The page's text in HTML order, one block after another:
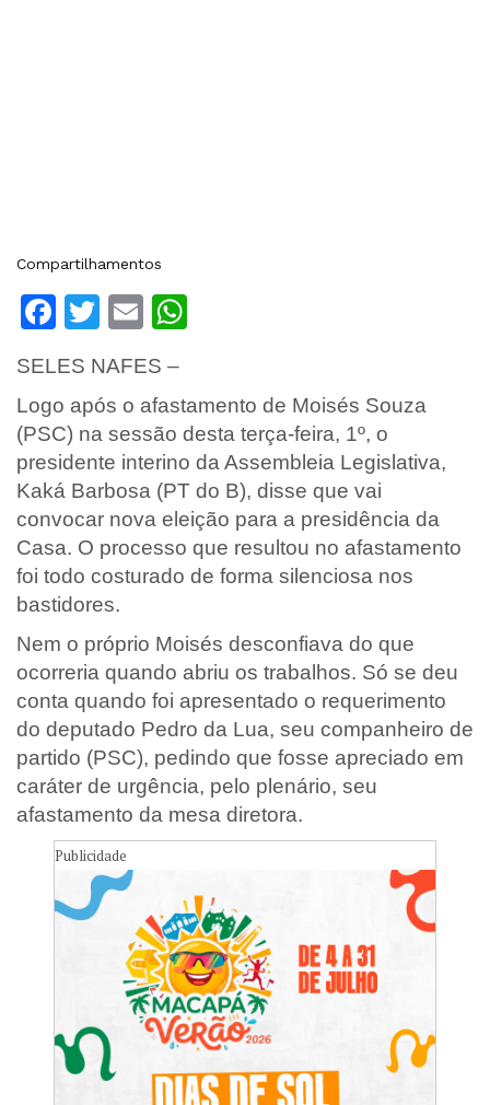
Compartilhamentos
Facebook
Twitter
Email
SELES NAFES –
Logo após o afastamento de Moisés Souza
(PSC) na sessão desta terça-feira, 1º, o
presidente interino da Assembleia Legislativa,
Kaká Barbosa (PT do B), disse que vai
convocar nova eleição para a presidência da
Casa. O processo que resultou no afastamento
foi todo costurado de forma silenciosa nos
bastidores.
Nem o próprio Moisés desconfiava do que
ocorreria quando abriu os trabalhos. Só se deu
conta quando foi apresentado o requerimento
do deputado Pedro da Lua, seu companheiro de
partido (PSC), pedindo que fosse apreciado em
caráter de urgência, pelo plenário, seu
afastamento da mesa diretora.
Publicidade